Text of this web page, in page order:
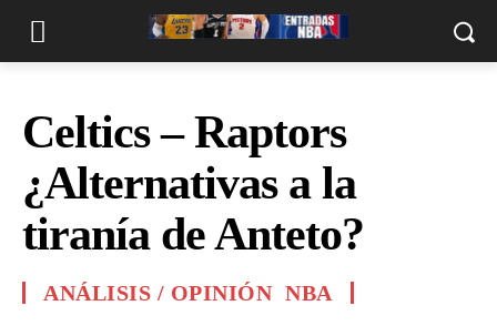
Celtics – Raptors
¿Alternativas a la
tiranía de Anteto?
ANÁLISIS / OPINIÓN NBA